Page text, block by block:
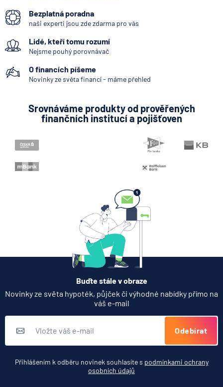
Bezplatná poradna
naši experti jsou zde zdarma pro vás
Lidé, kteří tomu rozumí
Nejsme pouhý porovnávač
O financích píšeme
Novinky ze světa financí - máme přehled
Srovnáváme produkty od prověřených
finančních institucí a pojišťoven
Buďte stále v obraze
Novinky ze světa hypoték, půjček či výhodné nabídky přímo na
váš e-mail
Odebírat
Přihlášením k odběru novinek souhlasíte s podmínkami ochrany
osobních údajů